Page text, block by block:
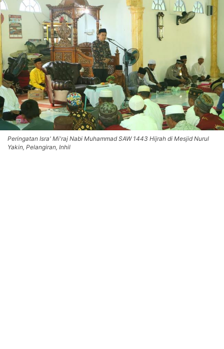
Peringatan Isra' Mi'raj Nabi Muhammad SAW 1443 Hijrah di Mesjid Nurul
Yakin, Pelangiran, Inhil